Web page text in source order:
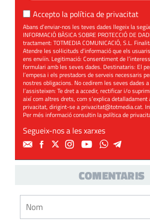
Accepto la política de privacitat
Abans d’enviar-nos les teves dades llegeix la
INFORMACIÓ BÀSICA SOBRE PROTECCIÓ DE
tractament: TOTMEDIA COMUNICACIÓ, S.L.
Atendre les sol·licituds d’informació que els
ens enviïn. Legitimació: Consentiment de
formulari amb les seves dades. Destinataris: El
l’empesa i els prestadors de serveis necessaris
nostres obligacions. No cedirem les seves dades
l’assisteixen: Te dret a accedir, rectificar i/o
així com altres drets, com s’explica detalladament
privacitat, dirigint-se aprivacitat@totmedia.cat.
Per més informació consultin lapolítica de
Segueix-nos a les xarxes
COMENTARIS